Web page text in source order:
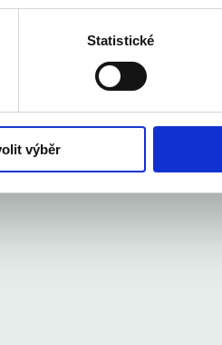
Statistické
výběr